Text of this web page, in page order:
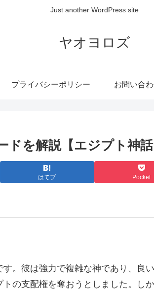
Just another WordPress site
ヤオヨロズ
プライバシーポリシー お問い合
を解説【エジプト神話
はてブ Pocket
。彼は強力で複雑な神であり、良
の支配権を奪おうとしました。し